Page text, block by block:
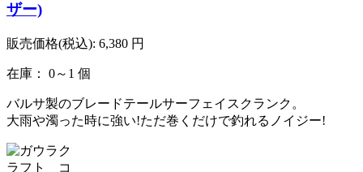
ザー)
販売価格(税込): 6,380 円
在庫： 0～1 個
バルサ製のブレードテールサーフェイスクランク。
大雨や濁った時に強い!ただ巻くだけで釣れるノイジー!